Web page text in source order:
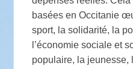
basées en Occitanie
sport, la solidarité, la
l’économie sociale et
populaire, la jeunesse,